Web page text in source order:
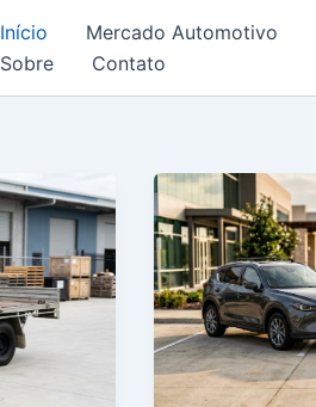
Início Mercado Automotivo
Sobre
Contato